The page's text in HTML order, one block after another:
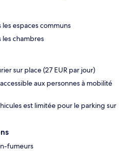
espaces communs
chambres
sur place (27 EUR par jour)
aux personnes à mobilité
est limitée pour le parking sur
fumeurs